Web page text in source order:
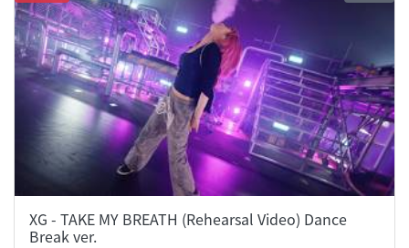
XG - TAKE MY BREATH (Rehearsal Video) Dance
Break ver.